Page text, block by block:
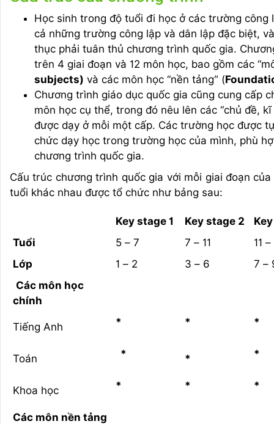
Học sinh trong độ tuổi đi học ở các trường công
cả những trường công lập và dân lập đặc biệt,
thục phải tuân thủ chương trình quốc gia.
trên 4 giai đoạn và 12 môn học, bao gồm các
subjects) và các môn học “nền tảng” (
Chương trình giáo dục quốc gia cũng cung cấp
môn học cụ thể, trong đó nêu lên các “chủ đề,
được dạy ở mỗi một cấp. Các trường học được
chức dạy học trong trường học của mình, phù
chương trình quốc gia.
Cấu trúc chương trình quốc gia với mỗi giai đoạn
tuổi khác nhau được tổ chức như bảng sau:
Key stage 1 Key stage 2
Tuổi
5 – 7 7 – 11
11
Lớp
1 – 2 3 – 6
7 –
Các môn học
chính
Tiếng Anh * * *
Toán * * *
Khoa học * * *
Các môn nền tảng